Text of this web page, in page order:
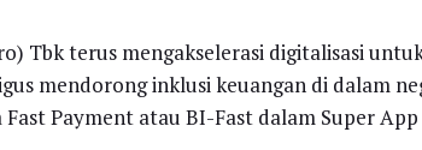
Tbk terus mengakselerasi digitalisasi
mendorong inklusi keuangan di dalam
Payment atau BI-Fast dalam Super